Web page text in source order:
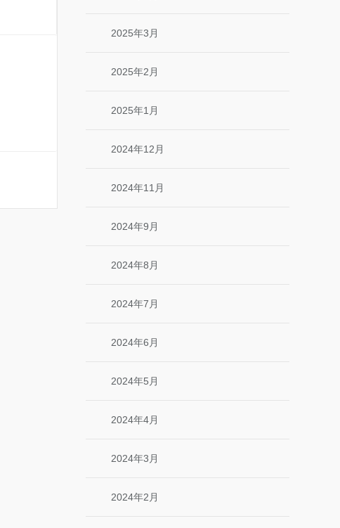
2025年3月
2025年2月
2025年1月
2024年12月
2024年11月
2024年9月
2024年8月
2024年7月
2024年6月
2024年5月
2024年4月
2024年3月
2024年2月